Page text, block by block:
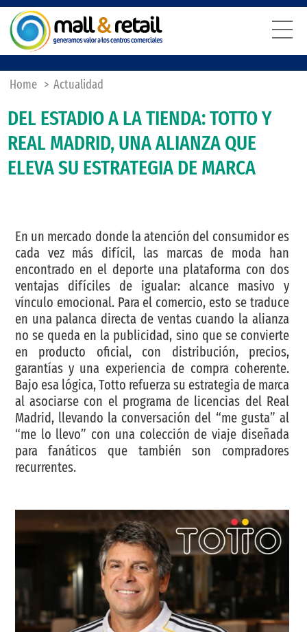
Home > Actualidad
DEL ESTADIO A LA TIENDA: TOTTO Y
REAL MADRID, UNA ALIANZA QUE
ELEVA SU ESTRATEGIA DE MARCA
En un mercado donde la atención del consumidor es
cada vez más difícil, las marcas de moda han
encontrado en el deporte una plataforma con dos
ventajas difíciles de igualar: alcance masivo y
vínculo emocional. Para el comercio, esto se traduce
en una palanca directa de ventas cuando la alianza
no se queda en la publicidad, sino que se convierte
en producto oficial, con distribución, precios,
garantías y una experiencia de compra coherente.
Bajo esa lógica, Totto refuerza su estrategia de marca
al asociarse con el programa de licencias del Real
Madrid, llevando la conversación del “me gusta” al
“me lo llevo” con una colección de viaje diseñada
para fanáticos que también son compradores
recurrentes.